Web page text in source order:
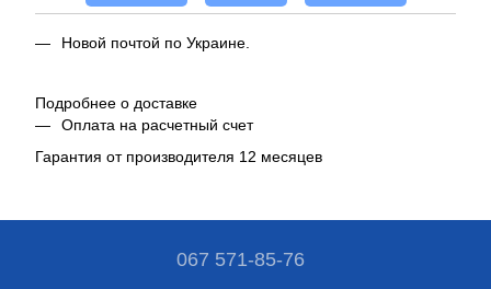
Новой почтой по Украине.
Подробнее о доставке
Оплата на расчетный счет
Гарантия от производителя 12 месяцев
067 571-85-76